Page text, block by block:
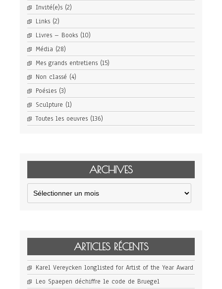
Invité(e)s (2)
Links (2)
Livres – Books (10)
Média (28)
Mes grands entretiens (15)
Non classé (4)
Poésies (3)
Sculpture (1)
Toutes les oeuvres (136)
ARCHIVES
Archives
ARTICLES RÉCENTS
Karel Vereycken longlisted for Artist of the Year Award
Leo Spaepen déchiffre le code de Bruegel